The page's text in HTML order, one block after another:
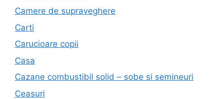
Camere de supraveghere
Carti
Carucioare copii
Casa
Cazane combustibil solid – sobe si semineuri
Ceasuri